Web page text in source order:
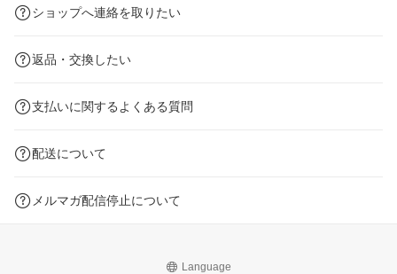
ショップへ連絡を取りたい
返品・交換したい
支払いに関するよくある質問
配送について
メルマガ配信停止について
Language